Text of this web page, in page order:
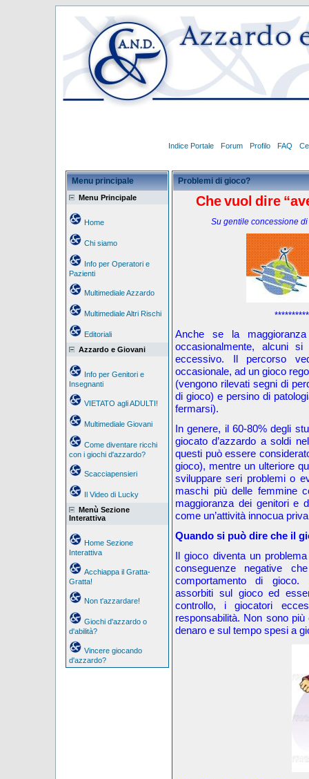
Indice Portale Forum Profilo FAQ
Menu principale
Menu Principale
Home
Chi siamo
Info per Operatori e
Pazienti
Multimediale Azzardo
Multimediale Altri Rischi
Editoriali
Azzardo e Giovani
Info per Genitori e
Insegnanti
VIETATO agli ADULTI!
Multimediale Giovani
Come diventare ricchi
con i giochi d'azzardo?
Scacciapensieri
Il Video di Lucky
Menù Sezione
Interattiva
Home Sezione
Interattiva
Acchiappa il Gratta-
Gratta!
Non t'azzardare!
Giochi d'azzardo o
d'abilità?
Vincere giocando
d'azzardo?
Problemi di gioco?
Chevuol dire
Su gentile concessione
Anche se la
occasionalmente, alcuni
eccessivo. Il percorso
occasionale, ad un gioco
(vengono rilevati segni di
di gioco) e persino di
fermarsi).
In genere, il 60-80% degli
giocato d’azzardo a soldi
questi può essere
gioco), mentre un ulteriore
sviluppare seri problemi o
maschi più delle femmine
maggioranza dei genitori e
come un’attività innocua
Quando si può dire che il
Il gioco diventa un
conseguenze negative
comportamento di gioco.
assorbiti sul gioco ed
controllo, i giocatori
responsabilità. Non sono
denaro e sul tempo spesi a